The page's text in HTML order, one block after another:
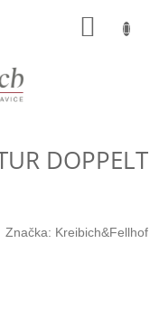
DOPPELT
Značka: Kreibich&Fellhof